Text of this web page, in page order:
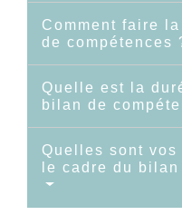
Comment faire
de compétences
Quelle est la
bilan de
Quelles sont
le cadre du